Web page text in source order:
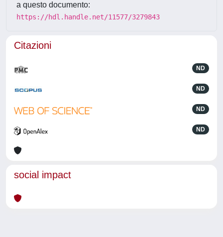
a questo documento:
https://hdl.handle.net/11577/3279843
Citazioni
ND
ND
ND
ND
social impact